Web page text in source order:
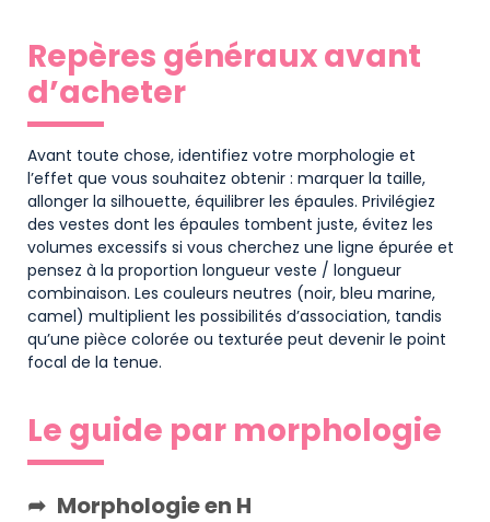
Repères généraux avant
d’acheter
Avant toute chose, identifiez votre morphologie et
l’effet que vous souhaitez obtenir : marquer la taille,
allonger la silhouette, équilibrer les épaules. Privilégiez
des vestes dont les épaules tombent juste, évitez les
volumes excessifs si vous cherchez une ligne épurée et
pensez à la proportion longueur veste / longueur
combinaison. Les couleurs neutres (noir, bleu marine,
camel) multiplient les possibilités d’association, tandis
qu’une pièce colorée ou texturée peut devenir le point
focal de la tenue.
Le guide par morphologie
Morphologie en H